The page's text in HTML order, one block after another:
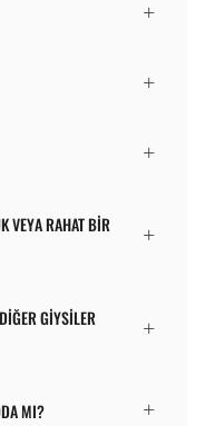
VEYA RAHAT BIR
GIYSILER
MI?